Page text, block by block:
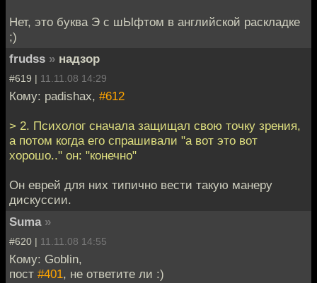
Нет, это буква Э с шЫфтом в английской раскладке
;)
frudss » надзор
#619 | 11.11.08 14:29
Кому: padishax, #612
> 2. Психолог сначала защищал свою точку зрения,
а потом когда его спрашивали "а вот это вот
хорошо.." он: "конечно"
Он еврей для них типично вести такую манеру
дискуссии.
Suma »
#620 | 11.11.08 14:55
Кому: Goblin,
пост #401, не ответите ли :)